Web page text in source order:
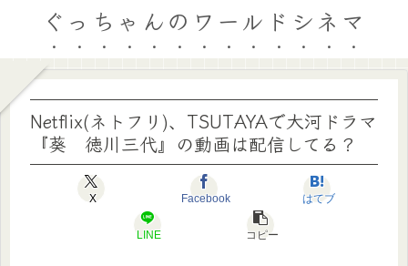
ぐっちゃんのワールドシネマ
Netflix(ネトフリ)、TSUTAYAで大河ドラマ
『葵 徳川三代』の動画は配信してる？
X Facebook はてブ
LINE コピー